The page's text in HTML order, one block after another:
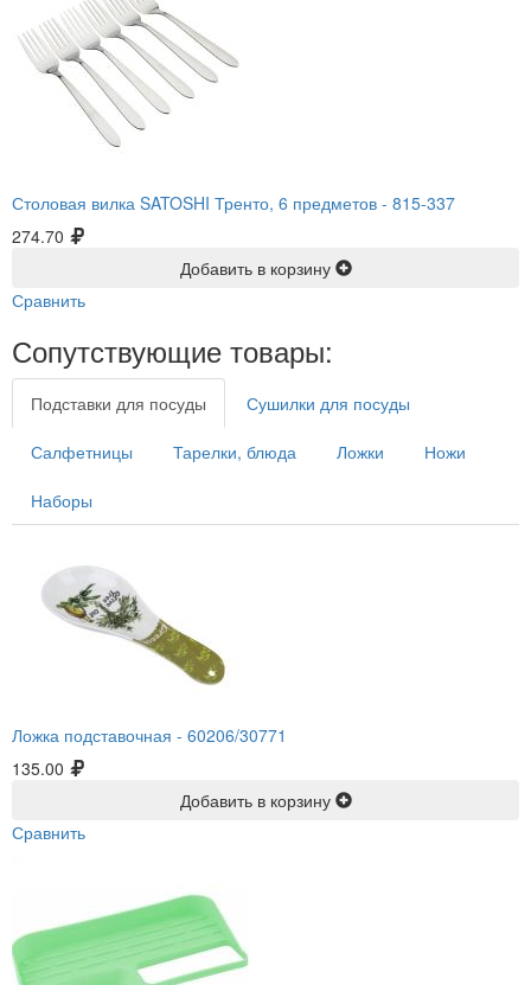
Столовая вилка SATOSHI Тренто, 6 предметов - 815-337
274.70
Добавить в корзину
Сравнить
Сопутствующие товары:
Подставки для посуды Сушилки для посуды
Салфетницы Тарелки, блюда Ложки Ножи
Наборы
Ложка подставочная - 60206/30771
135.00
Добавить в корзину
Сравнить